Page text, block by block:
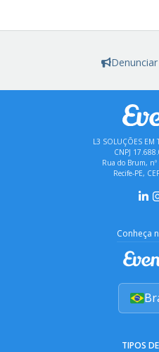
L3 SOLUÇÕES EM
CNPJ
Rua do Brum,
Recife-PE,
Conheça
TIPOS